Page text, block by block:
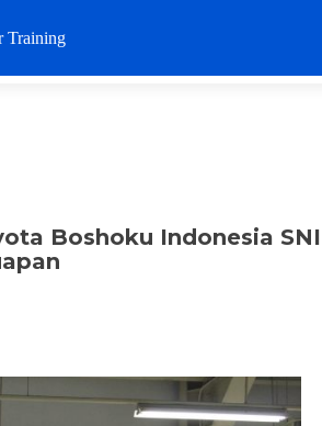
Boshoku Indonesia SNI
Training